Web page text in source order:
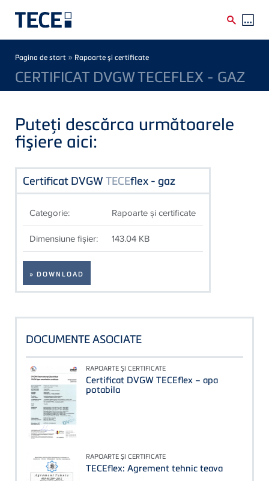
Breadcrumb
Pagina de start » Rapoarte şi certificate
CERTIFICAT DVGW TECEFLEX - GAZ
Puteţi descărca următoarele
fişiere aici:
Certificat DVGW TECEflex - gaz
Categorie: Rapoarte şi certificate
Dimensiune fişier: 143.04 KB
» DOWNLOAD
DOCUMENTE ASOCIATE
RAPOARTE ŞI CERTIFICATE
Certificat DVGW TECEflex – apa
potabila
RAPOARTE ŞI CERTIFICATE
TECEflex: Agrement tehnic teava